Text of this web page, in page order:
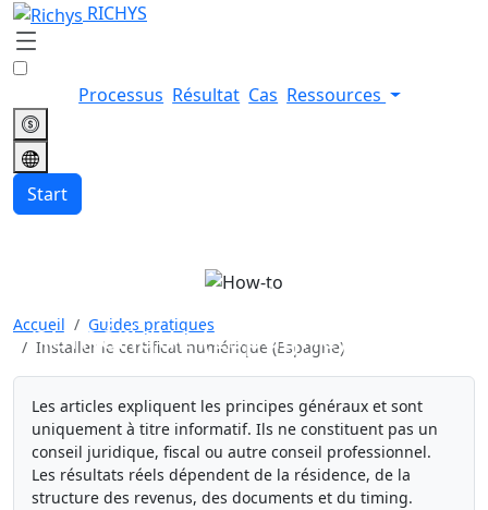
RICHYS
Processus Résultat Cas Ressources
Start
Installer le certificat
numérique (Espagne)
Accueil
Guides pratiques
Installer le certificat numérique (Espagne)
Les articles expliquent les principes généraux et sont
uniquement à titre informatif. Ils ne constituent pas un
conseil juridique, fiscal ou autre conseil professionnel.
Les résultats réels dépendent de la résidence, de la
structure des revenus, des documents et du timing.